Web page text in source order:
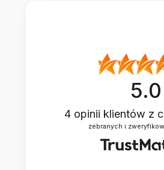
5.0
4 opinii klientów z
zebranych i